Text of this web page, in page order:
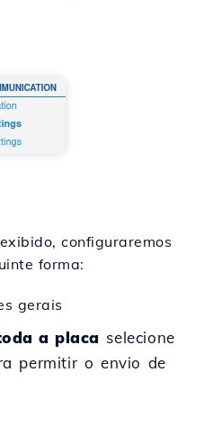
configuraremos
forma:
gerais
a placa selecione
permitir o envio de